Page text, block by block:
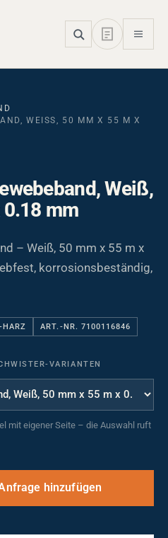
WEISS, 50 MM X 55 M X 0
Weiß,
mm
– Weiß, 50 mm x 55 m x
korrosionsbeständig,
HARZ ART.-NR. 7100116846
VARIANTEN
mit eigener Seite – die Auswahl ruft